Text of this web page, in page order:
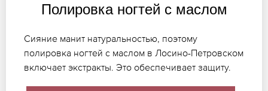
Полировка ногтей с маслом
Сияние манит натуральностью, поэтому
полировка ногтей с маслом в Лосино-Петровском
включает экстракты. Это обеспечивает защиту.